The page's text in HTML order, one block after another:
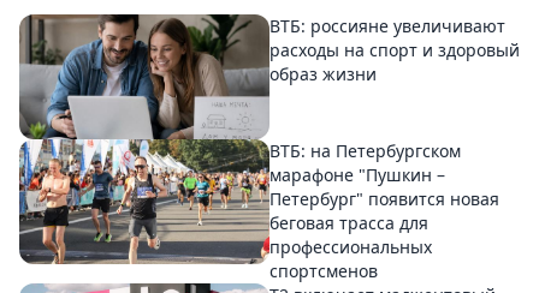
ВТБ: россияне увеличивают
расходы на спорт и здоровый
образ жизни
ВТБ: на Петербургском
марафоне "Пушкин –
Петербург" появится новая
беговая трасса для
профессиональных
спортсменов